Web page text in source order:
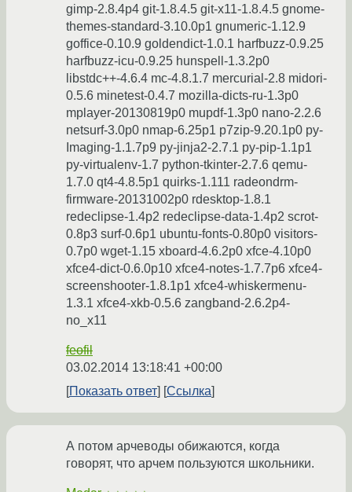
gimp-2.8.4p4 git-1.8.4.5 git-x11-1.8.4.5 gnome-
themes-standard-3.10.0p1 gnumeric-1.12.9
goffice-0.10.9 goldendict-1.0.1 harfbuzz-0.9.25
harfbuzz-icu-0.9.25 hunspell-1.3.2p0
libstdc++-4.6.4 mc-4.8.1.7 mercurial-2.8 midori-
0.5.6 minetest-0.4.7 mozilla-dicts-ru-1.3p0
mplayer-20130819p0 mupdf-1.3p0 nano-2.2.6
netsurf-3.0p0 nmap-6.25p1 p7zip-9.20.1p0 py-
Imaging-1.1.7p9 py-jinja2-2.7.1 py-pip-1.1p1
py-virtualenv-1.7 python-tkinter-2.7.6 qemu-
1.7.0 qt4-4.8.5p1 quirks-1.111 radeondrm-
firmware-20131002p0 rdesktop-1.8.1
redeclipse-1.4p2 redeclipse-data-1.4p2 scrot-
0.8p3 surf-0.6p1 ubuntu-fonts-0.80p0 visitors-
0.7p0 wget-1.15 xboard-4.6.2p0 xfce-4.10p0
xfce4-dict-0.6.0p10 xfce4-notes-1.7.7p6 xfce4-
screenshooter-1.8.1p1 xfce4-whiskermenu-
1.3.1 xfce4-xkb-0.5.6 zangband-2.6.2p4-
no_x11
feofil
03.02.2014 13:18:41 +00:00
Показать ответ
Ссылка
А потом арчеводы обижаются, когда
говорят, что арчем пользуются школьники.